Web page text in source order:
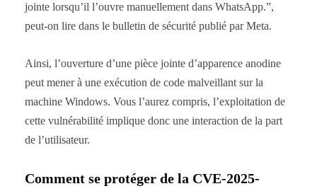
jointe lorsqu’il l’ouvre manuellement dans WhatsApp.”,
peut-on lire dans le bulletin de sécurité publié par Meta.
Ainsi, l’ouverture d’une pièce jointe d’apparence anodine
peut mener à une exécution de code malveillant sur la
machine Windows. Vous l’aurez compris, l’exploitation de
cette vulnérabilité implique donc une interaction de la part
de l’utilisateur.
Comment se protéger de la CVE-2025-